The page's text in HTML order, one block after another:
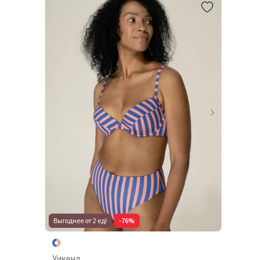
Выгоднее от 2 ед! -76%